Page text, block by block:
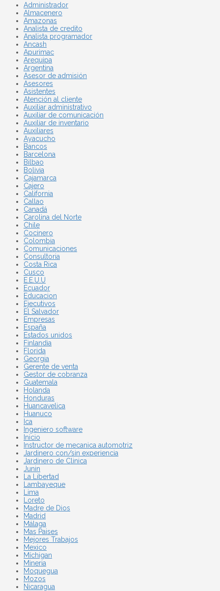
Administrador
Almacenero
Amazonas
Analista de credito
Analista programador
Ancash
Apurimac
Arequipa
Argentina
Asesor de admisión
Asesores
Asistentes
Atención al cliente
Auxiliar administrativo
Auxiliar de comunicación
Auxiliar de inventario
Auxiliares
Ayacucho
Bancos
Barcelona
Bilbao
Bolivia
Cajamarca
Cajero
California
Callao
Canadá
Carolina del Norte
Chile
Cocinero
Colombia
Comunicaciones
Consultoria
Costa Rica
Cusco
E.E.U.U
Ecuador
Educacion
Ejecutivos
El Salvador
Empresas
España
Estados unidos
Finlandia
Florida
Georgia
Gerente de venta
Gestor de cobranza
Guatemala
Holanda
Honduras
Huancavelica
Huanuco
Ica
Ingeniero software
Inicio
Instructor de mecanica automotriz
Jardinero con/sin experiencia
Jardinero de Clinica
Junin
La Libertad
Lambayeque
Lima
Loreto
Madre de Dios
Madrid
Málaga
Mas Paises
Mejores Trabajos
Mexico
Míchigan
Mineria
Moquegua
Mozos
Nicaragua